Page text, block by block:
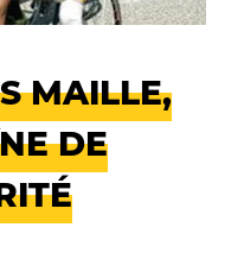
MAILLE,
DE